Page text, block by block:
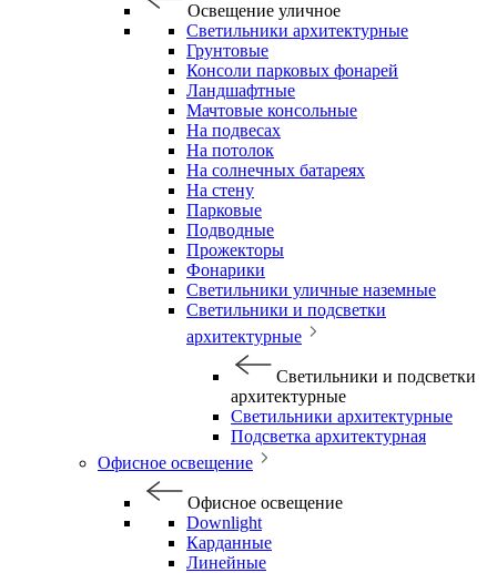
Освещение уличное
Светильники архитектурные
Грунтовые
Консоли парковых фонарей
Ландшафтные
Мачтовые консольные
На подвесах
На потолок
На солнечных батареях
На стену
Парковые
Подводные
Прожекторы
Фонарики
Светильники уличные наземные
Светильники и подсветки
архитектурные
Светильники и подсветки
архитектурные
Светильники архитектурные
Подсветка архитектурная
Офисное освещение
Офисное освещение
Downlight
Карданные
Линейные